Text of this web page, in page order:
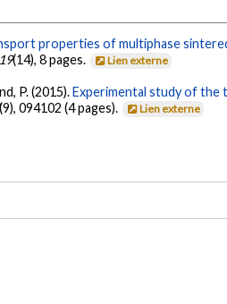
properties of multiphase
(14), 8 pages. Lien externe
P. (2015).Experimental study of
(9), 094102 (4 pages). Lien externe